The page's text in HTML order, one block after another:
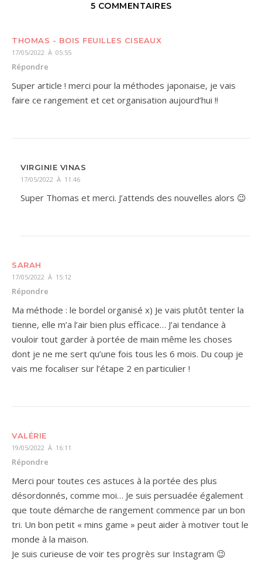
5 COMMENTAIRES
THOMAS - BOIS FEUILLES CISEAUX
17/05/2022 À 05:55
Répondre
Super article ! merci pour la méthodes japonaise, je vais
faire ce rangement et cet organisation aujourd’hui !!
VIRGINIE VINAS
17/05/2022 À 11:46
Super Thomas et merci. J’attends des nouvelles alors 😉
SARAH
17/05/2022 À 15:12
Répondre
Ma méthode : le bordel organisé x) Je vais plutôt tenter la
tienne, elle m’a l’air bien plus efficace… J’ai tendance à
vouloir tout garder à portée de main même les choses
dont je ne me sert qu’une fois tous les 6 mois. Du coup je
vais me focaliser sur l’étape 2 en particulier !
VALÉRIE
19/05/2022 À 16:11
Répondre
Merci pour toutes ces astuces à la portée des plus
désordonnés, comme moi… Je suis persuadée également
que toute démarche de rangement commence par un bon
tri. Un bon petit « mins game » peut aider à motiver tout le
monde à la maison.
Je suis curieuse de voir tes progrès sur Instagram 😉